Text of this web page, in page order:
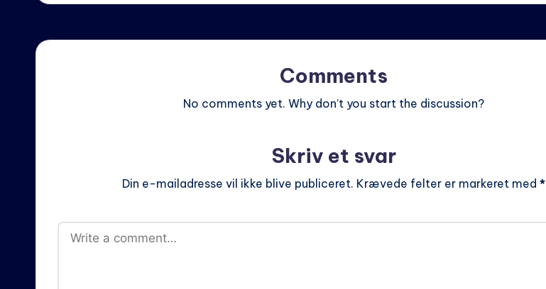
Comments
No comments yet. Why don’t you start the discussion?
Skriv et svar
Din e-mailadresse vil ikke blive publiceret. Krævede felter er markeret med*